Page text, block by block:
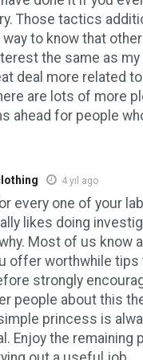
Those tactics
to know that
the same as
deal more related
are lots of more
ahead for people
4 yıl ago
every one of your
likes doing
Most of us know
offer worthwhile tips
strongly
people about this
princess is
Enjoy the remaining